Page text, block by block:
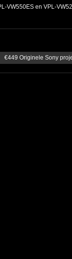
VW550ES en VPL-
€449 Originele Sony